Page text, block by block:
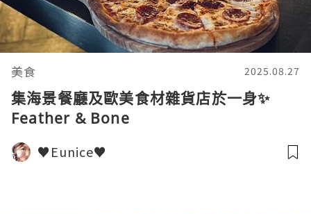
美食 2025.08.27
集海景餐廳及歐美食材雜貨店於一身✨
Feather & Bone
♥Eunice♥